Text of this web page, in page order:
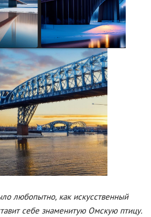
любопытно, как искусственный
себе знаменитую Омскую птицу.